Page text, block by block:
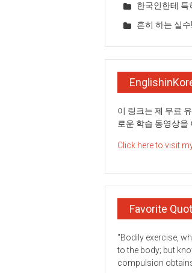
한국인한테 특
흔히 하는 실수!
이 링크는 제 무료
로운 학습 동영상을
Click here to visit
Favorite
"Bodily exercise,
to the body; but
compulsion